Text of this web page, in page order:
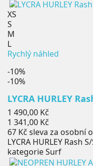
XS
S
M
L
Rychlý náhled
-10%
-10%
LYCRA HURLEY
Běžná
cena
1 490,00 Kč
Cena
1 341,00 Kč
67 Kč sleva za osobní
LYCRA HURLEY Rash
kategorie Surf